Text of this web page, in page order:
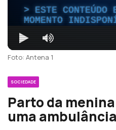
ESTE CONTEÚDO
MOMENTO
Foto: Antena 1
SOCIEDADE
Parto da
uma